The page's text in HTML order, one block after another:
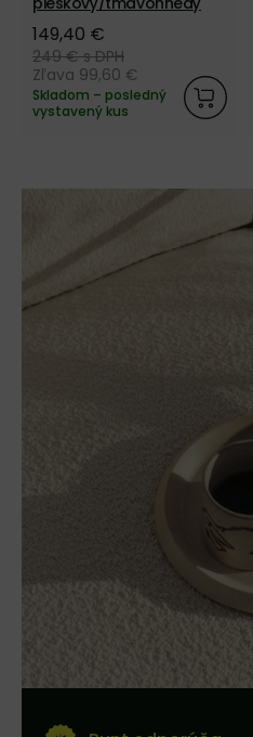
149,40 €
249 €s DPH
Zľava 99,60 €
Skladom – posledný
vystavený kus